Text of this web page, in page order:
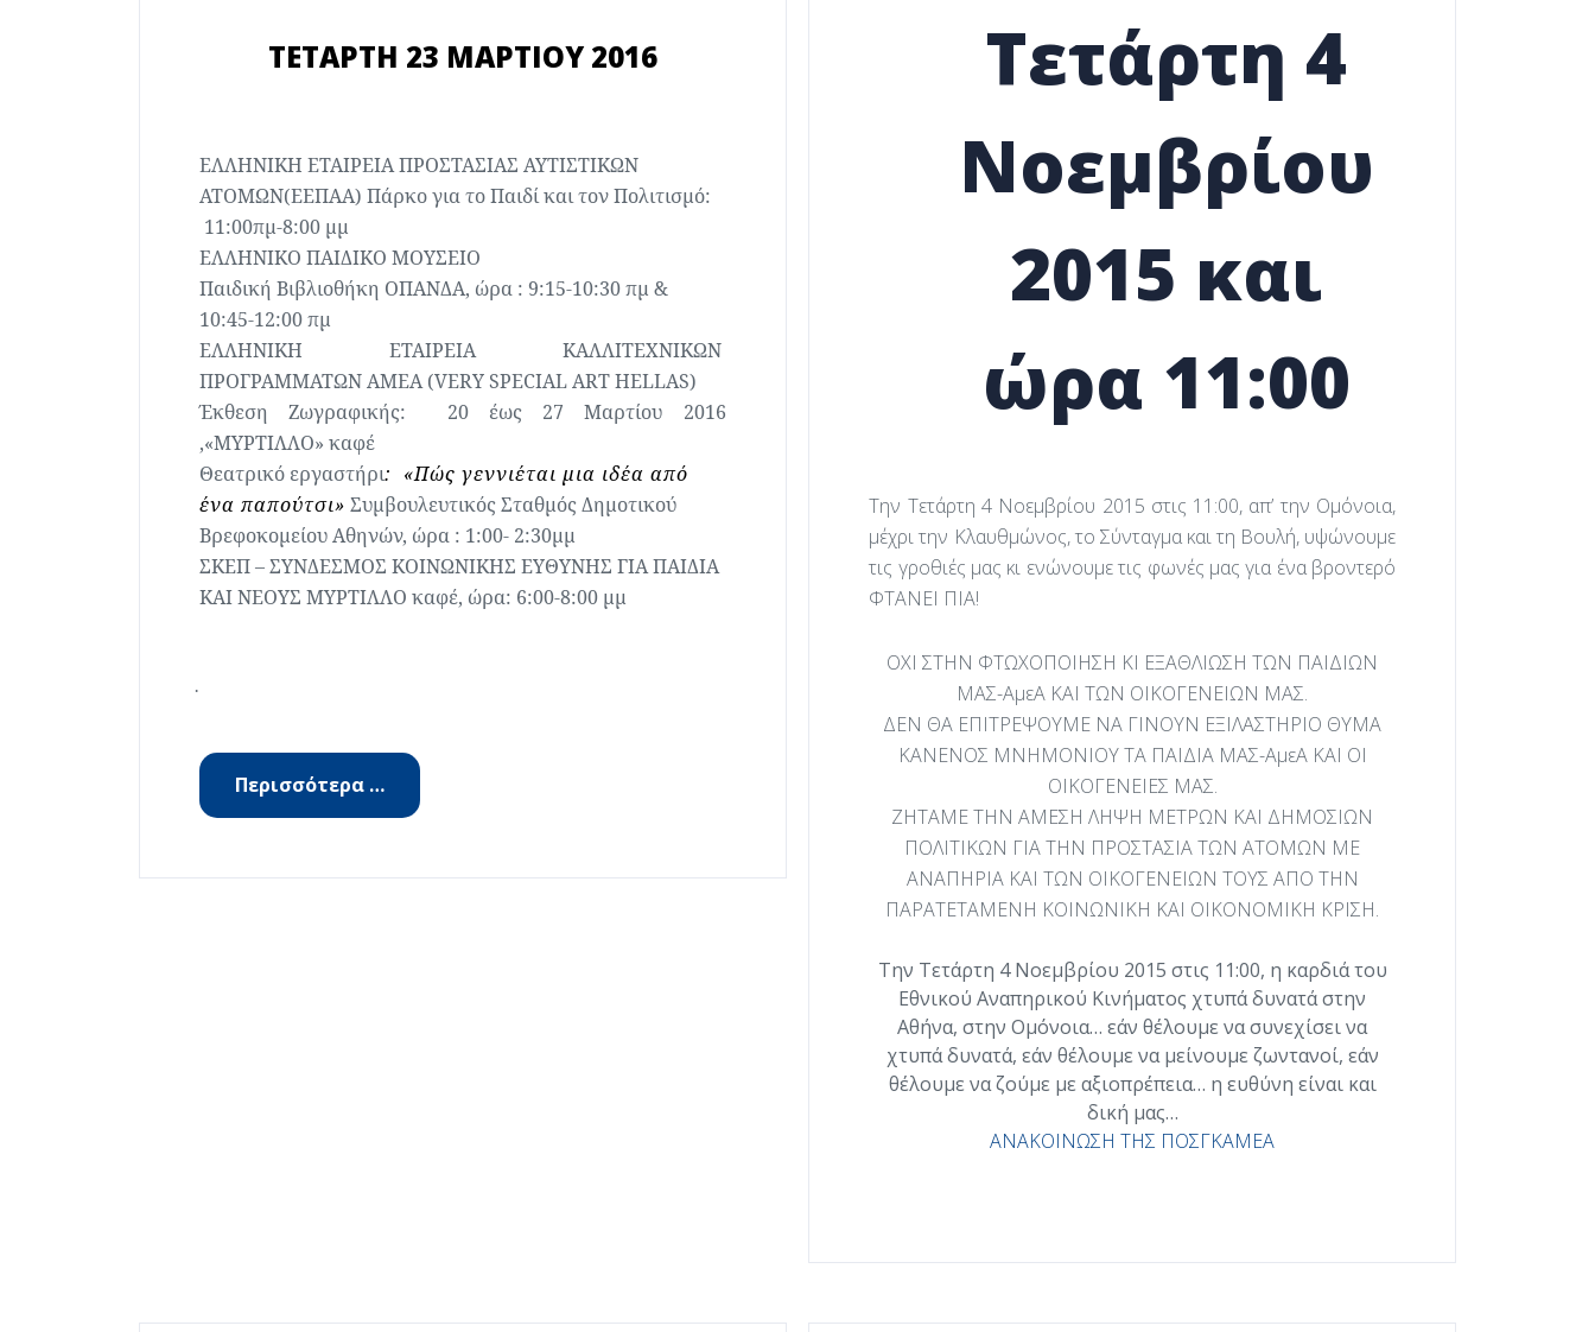
ΤΕΤΑΡΤΗ 23 ΜΑΡΤΙΟΥ 2016
ΕΛΛΗΝΙΚΗ ΕΤΑΙΡΕΙΑ ΠΡΟΣΤΑΣΙΑΣ ΑΥΤΙΣΤΙΚΩΝ
ΑΤΟΜΩΝ(ΕΕΠΑΑ) Πάρκο για το Παιδί και τον Πολιτισμό:
11:00πμ-8:00 μμ
ΕΛΛΗΝΙΚΟ ΠΑΙΔΙΚΟ ΜΟΥΣΕΙΟ
Παιδική Βιβλιοθήκη ΟΠΑΝΔΑ, ώρα : 9:15-10:30 πμ &
10:45-12:00 πμ
ΕΛΛΗΝΙΚΗ
ΕΤΑΙΡΕΙΑ
ΚΑΛΛΙΤΕΧΝΙΚΩΝ
ΠΡΟΓΡΑΜΜΑΤΩΝ ΑΜΕΑ (VERY SPECIAL ART HELLAS)
Έκθεση Ζωγραφικής:
20 έως 27 Μαρτίου 2016
,«ΜΥΡΤΙΛΛΟ» καφέ
Θεατρικό εργαστήρι: «Πώς γεννιέται μια ιδέα από
ένα παπούτσι» Συμβουλευτικός Σταθμός Δημοτικού
Βρεφοκομείου Αθηνών, ώρα : 1:00- 2:30μμ
ΣΚΕΠ – ΣΥΝΔΕΣΜΟΣ ΚΟΙΝΩΝΙΚΗΣ ΕΥΘΥΝΗΣ ΓΙΑ ΠΑΙΔΙΑ
ΚΑΙ ΝΕΟΥΣ ΜΥΡΤΙΛΛΟ καφέ, ώρα: 6:00-8:00 μμ
·
Περισσότερα …
Τετάρτη 4
Νοεμβρίου
2015 και
ώρα 11:00
Την Τετάρτη 4 Νοεμβρίου 2015 στις 11:00, απ’ την Ομόνοια,
μέχρι την Κλαυθμώνος, το Σύνταγμα και τη Βουλή, υψώνουμε
τις γροθιές μας κι ενώνουμε τις φωνές μας για ένα βροντερό
ΦΤΑΝΕΙ ΠΙΑ!
ΟΧΙ ΣΤΗΝ ΦΤΩΧΟΠΟΙΗΣΗ ΚΙ ΕΞΑΘΛΙΩΣΗ ΤΩΝ ΠΑΙΔΙΩΝ
ΜΑΣ-ΑμεΑ ΚΑΙ ΤΩΝ ΟΙΚΟΓΕΝΕΙΩΝ ΜΑΣ.
ΔΕΝ ΘΑ ΕΠΙΤΡΕΨΟΥΜΕ ΝΑ ΓΙΝΟΥΝ ΕΞΙΛΑΣΤΗΡΙΟ ΘΥΜΑ
ΚΑΝΕΝΟΣ ΜΝΗΜΟΝΙΟΥ ΤΑ ΠΑΙΔΙΑ ΜΑΣ-ΑμεΑ ΚΑΙ ΟΙ
ΟΙΚΟΓΕΝΕΙΕΣ ΜΑΣ.
ΖΗΤΑΜΕ ΤΗΝ ΑΜΕΣΗ ΛΗΨΗ ΜΕΤΡΩΝ ΚΑΙ ΔΗΜΟΣΙΩΝ
ΠΟΛΙΤΙΚΩΝ ΓΙΑ ΤΗΝ ΠΡΟΣΤΑΣΙΑ ΤΩΝ ΑΤΟΜΩΝ ΜΕ
ΑΝΑΠΗΡΙΑ ΚΑΙ ΤΩΝ ΟΙΚΟΓΕΝΕΙΩΝ ΤΟΥΣ ΑΠΟ ΤΗΝ
ΠΑΡΑΤΕΤΑΜΕΝΗ ΚΟΙΝΩΝΙΚΗ ΚΑΙ ΟΙΚΟΝΟΜΙΚΗ ΚΡΙΣΗ.
Την Τετάρτη 4 Νοεμβρίου 2015 στις 11:00, η καρδιά του
Εθνικού Αναπηρικού Κινήματος χτυπά δυνατά στην
Αθήνα, στην Ομόνοια… εάν θέλουμε να συνεχίσει να
χτυπά δυνατά, εάν θέλουμε να μείνουμε ζωντανοί, εάν
θέλουμε να ζούμε με αξιοπρέπεια… η ευθύνη είναι και
δική μας…
ΑΝΑΚΟΙΝΩΣΗ ΤΗΣ ΠΟΣΓΚΑΜΕΑ